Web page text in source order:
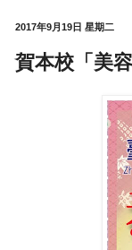
2017年9月19日 星期二
賀本校「美